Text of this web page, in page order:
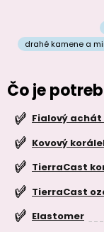
drahé kamene a
Čo je
Fialový
Kovový
TierraCast
TierraCast
Elastomer